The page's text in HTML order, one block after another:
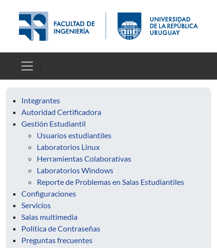
Integrantes
Autoridad Certificadora
Gestión Estudiantil
Usuarios estudiantiles
Laboratorios Linux
Herramientas Colaborativas
Laboratorios Windows
Reporte de Problemas en Salas Estudiantiles
Configuraciones
Servicios
Salas multimedia
Política de Contraseñas
Preguntas frecuentes